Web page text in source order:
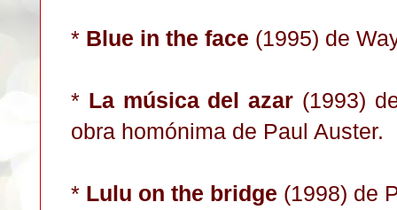
* Blue in the face (1995) de
* La música del azar (1993)
obra homónima de Paul Auster.
* Lulu on the bridge (1998) de